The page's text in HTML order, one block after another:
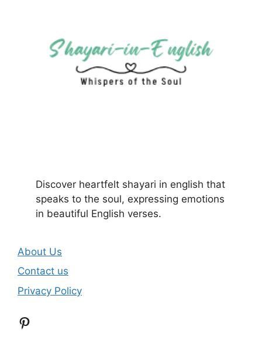
Discover heartfelt shayari in english that
speaks to the soul, expressing emotions
in beautiful English verses.
About Us
Contact us
Privacy Policy
Pinterest